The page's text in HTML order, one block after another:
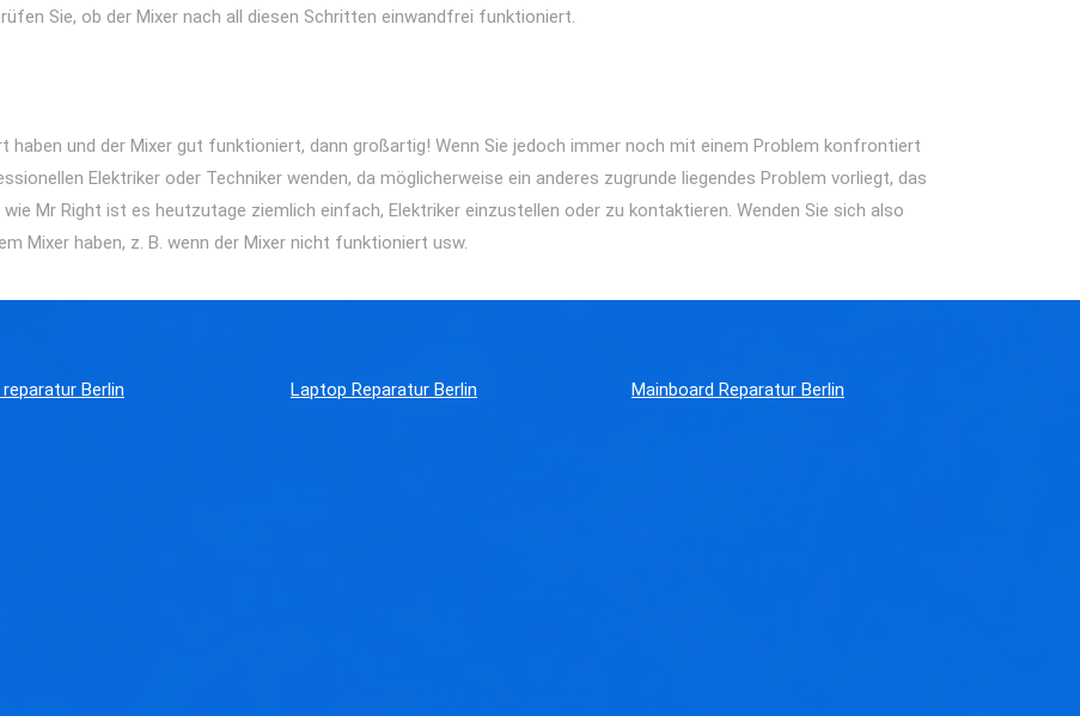
Sie, ob der Mixer nach all diesen Schritten einwandfrei funktioniert.
haben und der Mixer gut funktioniert, dann großartig! Wenn Sie jedoch immer noch mit einem Problem konfrontiert
Elektriker oder Techniker wenden, da möglicherweise ein anderes zugrunde liegendes Problem vorliegt, das
Mr Right ist es heutzutage ziemlich einfach, Elektriker einzustellen oder zu kontaktieren. Wenden Sie sich also
Mixer haben, z. B. wenn der Mixer nicht funktioniert usw.
reparatur Berlin Laptop Reparatur Berlin Mainboard Reparatur Berlin